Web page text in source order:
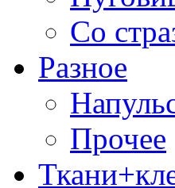
Со
Разное
Прочее